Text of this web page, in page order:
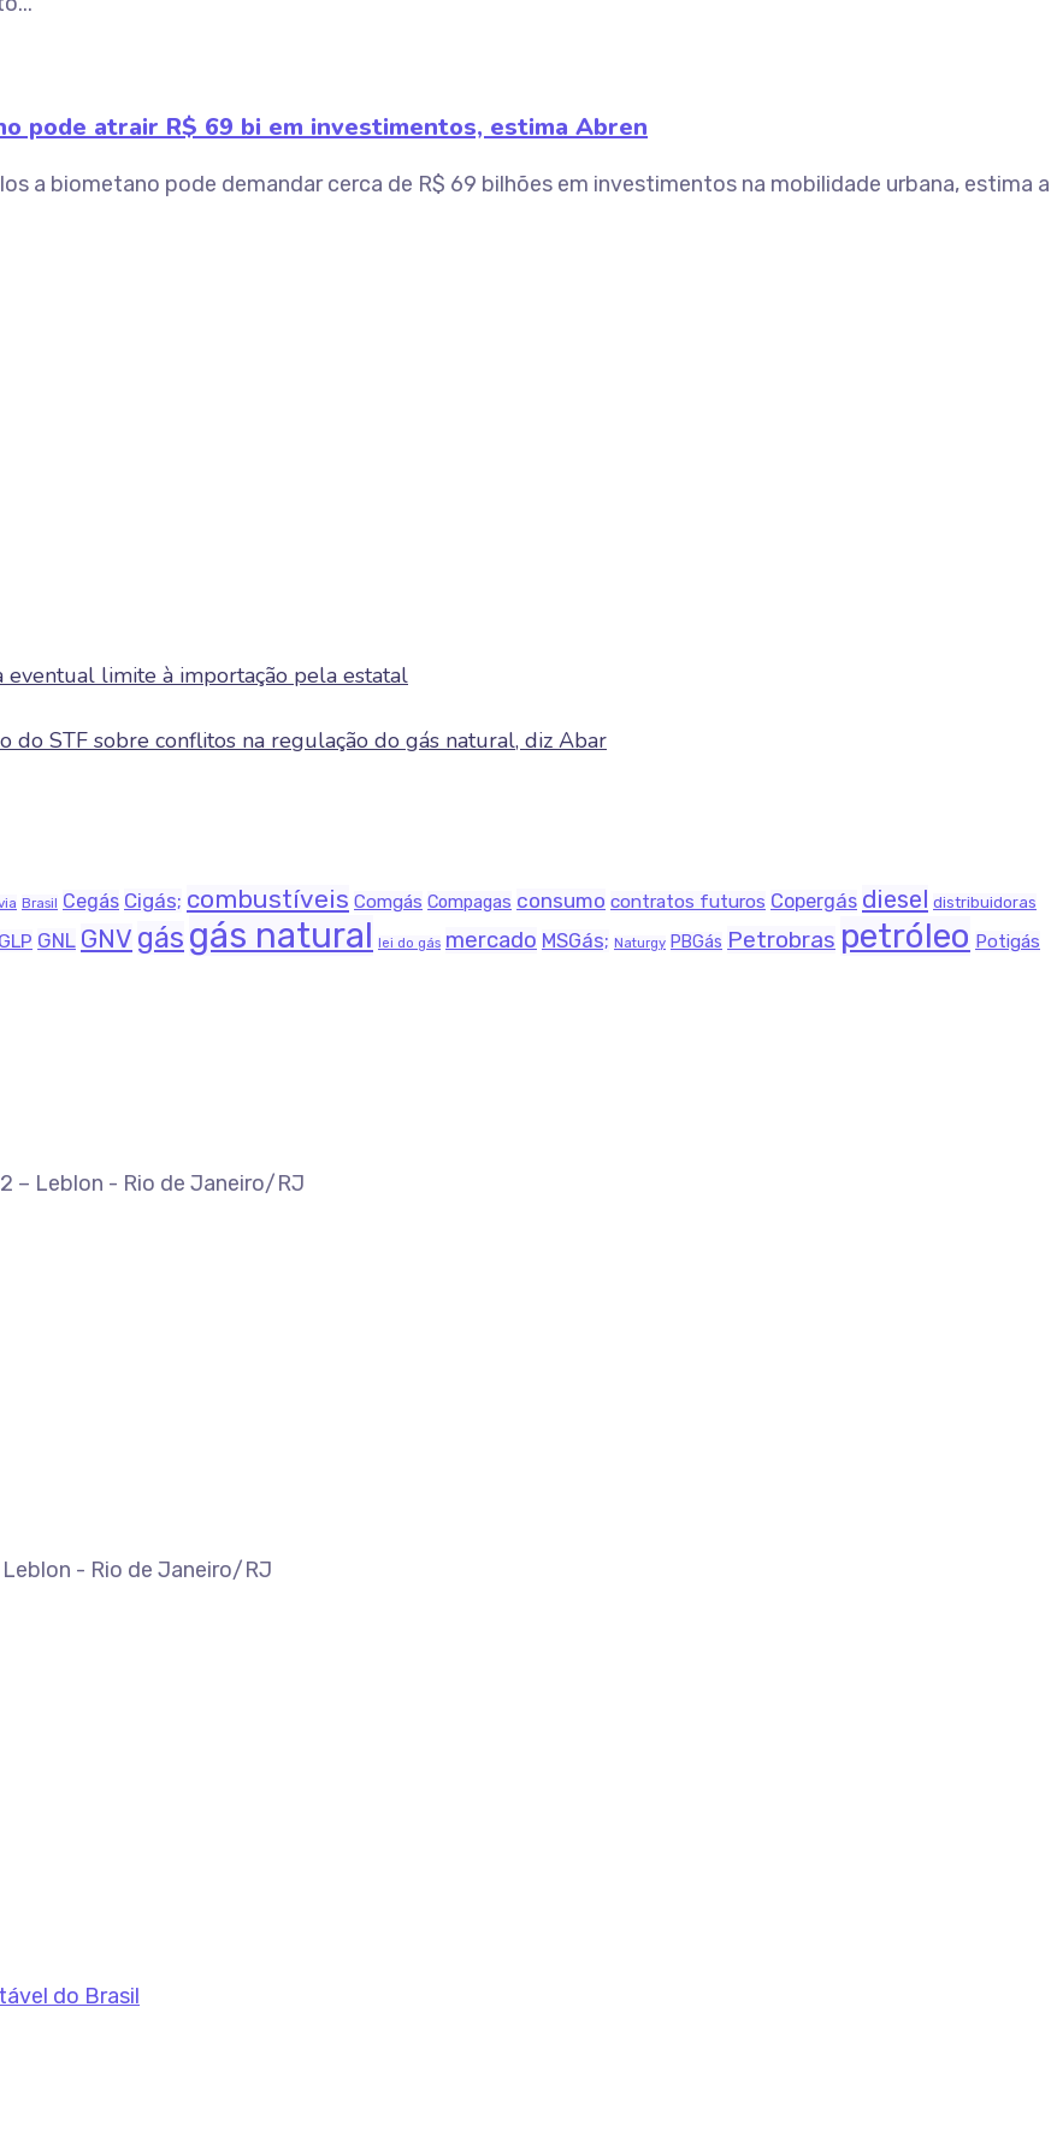
pode atrair R$ 69 bi em investimentos, estima Abren
a biometano pode demandar cerca de R$ 69 bilhões em investimentos na mobilidade urbana, estima a
eventual limite à importação pela estatal
do STF sobre conflitos na regulação do gás natural, diz Abar
Brasil Cegás Cigás; combustíveis Comgás Compagas consumo contratos futuros Copergás diesel distribuidoras
GLP GNL GNV gás gás natural lei do gás mercado MSGás; Naturgy PBGás Petrobras petróleo Potigás
– Leblon - Rio de Janeiro/RJ
- Rio de Janeiro/RJ
do Brasil